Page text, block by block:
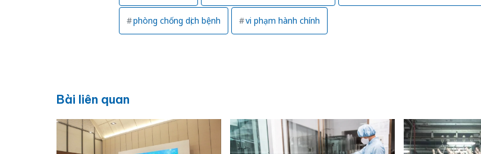
phòng chống dịch bệnh vi phạm hành chính
Bài liên quan